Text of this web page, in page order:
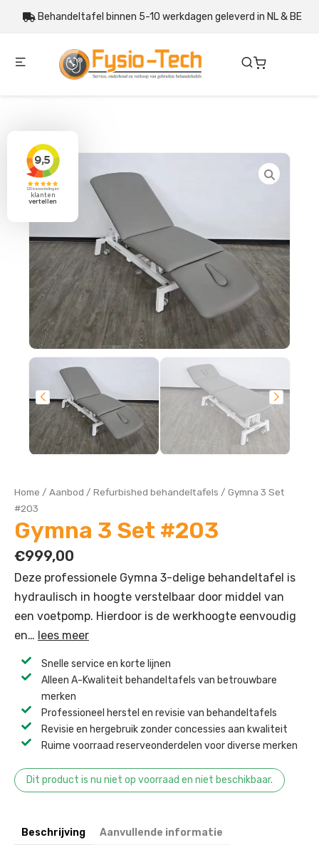
Behandeltafel binnen 5-10 werkdagen geleverd in NL & BE
Home / Aanbod / Refurbished behandeltafels / Gymna 3 Set
#203
Gymna 3 Set #203
€999,00
Deze professionele Gymna 3-delige behandeltafel is
hydraulisch in hoogte verstelbaar door middel van
een voetpomp. Hierdoor is de werkhoogte eenvoudig
en… lees meer
Snelle service en korte lijnen
Alleen A-Kwaliteit behandeltafels van betrouwbare
merken
Professioneel herstel en revisie van behandeltafels ​
Revisie en hergebruik zonder concessies aan kwaliteit ​
Ruime voorraad reserveonderdelen voor diverse merken ​
Dit product is nu niet op voorraad en niet beschikbaar.
Beschrijving Aanvullende informatie